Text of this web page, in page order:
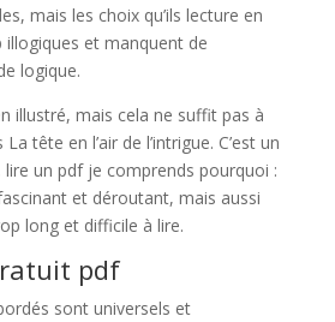
mais les choix qu’ils lecture en
et manquent de
logique.
illustré, mais cela ne suffit pas à
tête en l’air de l’intrigue. C’est un
lire un pdf je comprends pourquoi :
et déroutant, mais aussi
long et difficile à lire.
pdf
sont universels et